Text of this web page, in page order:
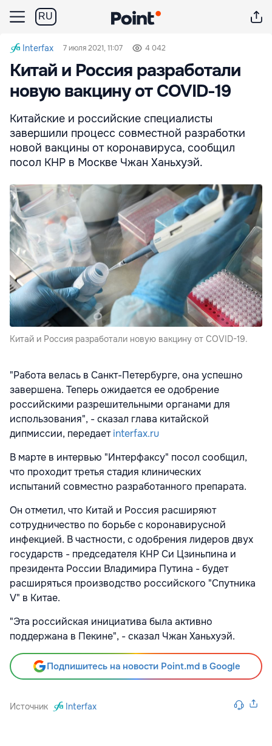
RU
Interfax 7 июля 2021, 11:07 4 042
Китай и Россия разработали
новую вакцину от COVID-19
Китайские и российские специалисты
завершили процесс совместной разработки
новой вакцины от коронавируса, сообщил
посол КНР в Москве Чжан Ханьхуэй.
Китай и Россия разработали новую вакцину от COVID-19.
"Работа велась в Санкт-Петербурге, она успешно
завершена. Теперь ожидается ее одобрение
российскими разрешительными органами для
использования", - сказал глава китайской
дипмиссии, передаетinterfax.ru
В марте в интервью "Интерфаксу" посол сообщил,
что проходит третья стадия клинических
испытаний совместно разработанного препарата.
Он отметил, что Китай и Россия расширяют
сотрудничество по борьбе с коронавирусной
инфекцией. В частности, с одобрения лидеров двух
государств - председателя КНР Си Цзиньпина и
президента России Владимира Путина - будет
расширяться производство российского "Спутника
V" в Китае.
"Эта российская инициатива была активно
поддержана в Пекине", - сказал Чжан Ханьхуэй.
Подпишитесь на новости Point.md в Google
Источник Interfax